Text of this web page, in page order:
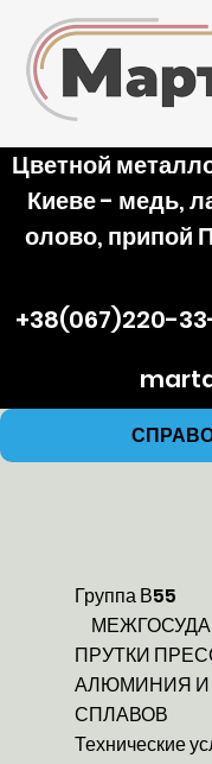
Цветной
Киеве - медь,
олово, припой
+38(067)220-
Группа В55
ПРУТКИ
АЛЮМИНИЯ
СПЛАВОВ
Технические